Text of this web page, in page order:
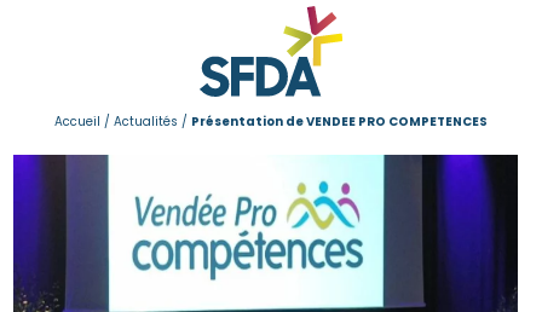
Accueil / Actualités / Présentation de VENDEE PRO COMPETENCES